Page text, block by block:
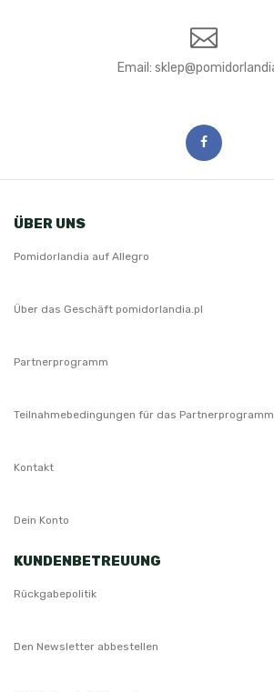
Email:
ÜBER UNS
Pomidorlandia auf Allegro
Über das Geschäft pomidorlandia.pl
Partnerprogramm
Teilnahmebedingungen für das Partnerprogramm
Kontakt
Dein Konto
KUNDENBETREUUNG
Rückgabepolitik
Den Newsletter abbestellen